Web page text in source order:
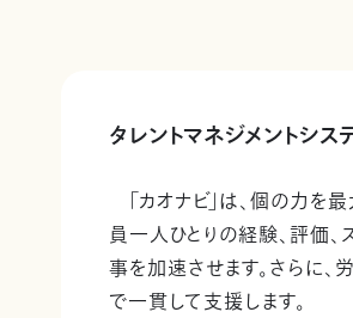
タレントマネジメントシス
「カオナビ」は、個の力を
員一人ひとりの経験、評価
事を加速させます。さらに
で一貫して支援します。